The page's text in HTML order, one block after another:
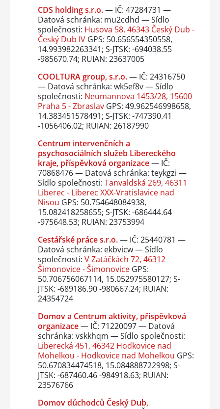
CDS holding s.r.o.— IČ: 47284731 —
Datová schránka: mu2cdhd — Sídlo
společnosti: Husova 58, 46343 Český Dub -
Český Dub IVGPS: 50.656554350558,
14.993982263341; S-JTSK: -694038.55
-985670.74; RUIAN: 23637005
COOLTURA group, s.r.o.— IČ: 24316750
— Datová schránka: wk5ef8v — Sídlo
společnosti: Neumannova 1453/28, 15600
Praha 5 - ZbraslavGPS: 49.962546998658,
14.383451578491; S-JTSK: -747390.41
-1056406.02; RUIAN: 26187990
Centrum intervenčních a
psychosociálních služeb Libereckého
kraje, příspěvková organizace— IČ:
70868476 — Datová schránka: teykgzi —
Sídlo společnosti: Tanvaldská 269, 46311
Liberec - Liberec XXX-Vratislavice nad
Nisou GPS: 50.754648084938,
15.082418258655; S-JTSK: -686444.64
-975648.53; RUIAN: 23753994
Cestářské práce s.r.o.— IČ: 25440781 —
Datová schránka: ekbvicw — Sídlo
společnosti: V Zatáčkách 72, 46312
Šimonovice - ŠimonoviceGPS:
50.706756067114, 15.052975580127; S-
JTSK: -689186.90 -980667.24; RUIAN:
24354724
Domov a Centrum aktivity, příspěvková
organizace— IČ: 71220097 — Datová
schránka: vskkhqm — Sídlo společnosti:
Liberecká 451, 46342 Hodkovice nad
Mohelkou - Hodkovice nad Mohelkou GPS:
50.670834474518, 15.084888722998; S-
JTSK: -687460.46 -984918.63; RUIAN:
23576766
Domov důchodců Český Dub,